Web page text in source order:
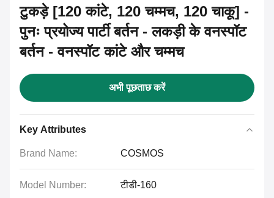
टुकड़े [120 कांटे, 120 चम्मच, 120 चाकू] -
पुनः प्रयोज्य पार्टी बर्तन - लकड़ी के वनस्पॉट
बर्तन - वनस्पॉट कांटे और चम्मच
अभी पूछताछ करें
Key Attributes
Brand Name: COSMOS
Model Number: टीडी-160